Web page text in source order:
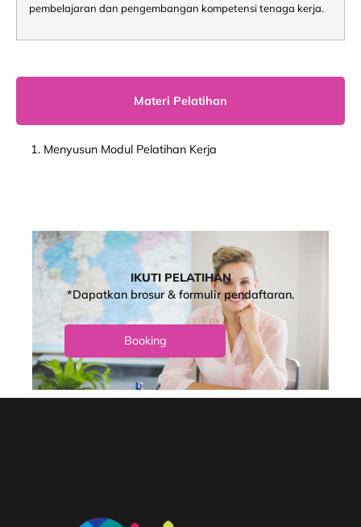
pembelajaran dan pengembangan kompetensi tenaga kerja.
Materi Pelatihan
1. Menyusun Modul Pelatihan Kerja
IKUTI PELATIHAN
*Dapatkan brosur & formulir pendaftaran.
Booking